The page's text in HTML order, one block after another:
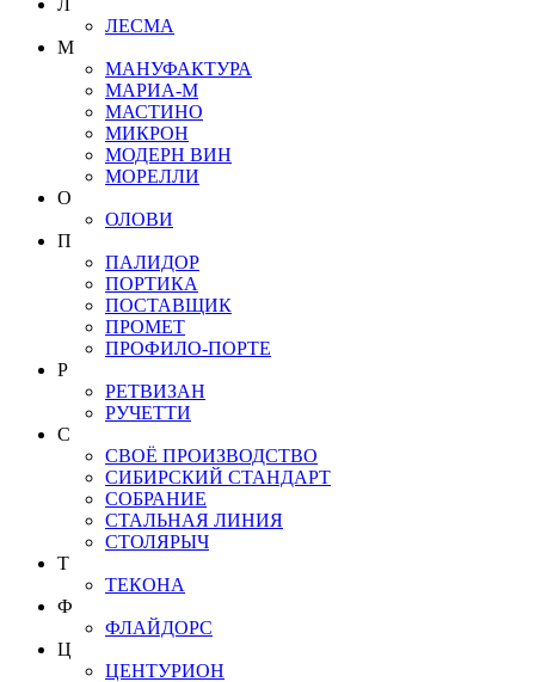
ЛЕСМА
М
МАНУФАКТУРА
МАРИА-М
МАСТИНО
МИКРОН
МОДЕРН ВИН
МОРЕЛЛИ
О
ОЛОВИ
П
ПАЛИДОР
ПОРТИКА
ПОСТАВЩИК
ПРОМЕТ
ПРОФИЛО-ПОРТЕ
Р
РЕТВИЗАН
РУЧЕТТИ
С
СВОЁ ПРОИЗВОДСТВО
СИБИРСКИЙ СТАНДАРТ
СОБРАНИЕ
СТАЛЬНАЯ ЛИНИЯ
СТОЛЯРЫЧ
Т
ТЕКОНА
Ф
ФЛАЙДОРС
Ц
ЦЕНТУРИОН